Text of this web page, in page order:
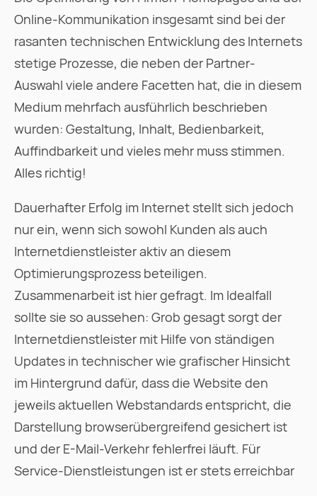
Online-Kommunikation insgesamt sind bei der
rasanten technischen Entwicklung des Internets
stetige Prozesse, die neben der Partner-
Auswahl viele andere Facetten hat, die in diesem
Medium mehrfach ausführlich beschrieben
wurden: Gestaltung, Inhalt, Bedienbarkeit,
Auffindbarkeit und vieles mehr muss stimmen.
Alles richtig!
Dauerhafter Erfolg im Internet stellt sich jedoch
nur ein, wenn sich sowohl Kunden als auch
Internetdienstleister aktiv an diesem
Optimierungsprozess beteiligen.
Zusammenarbeit ist hier gefragt. Im Idealfall
sollte sie so aussehen: Grob gesagt sorgt der
Internetdienstleister mit Hilfe von ständigen
Updates in technischer wie grafischer Hinsicht
im Hintergrund dafür, dass die Website den
jeweils aktuellen Webstandards entspricht, die
Darstellung browserübergreifend gesichert ist
und der E-Mail-Verkehr fehlerfrei läuft. Für
Service-Dienstleistungen ist er stets erreichbar